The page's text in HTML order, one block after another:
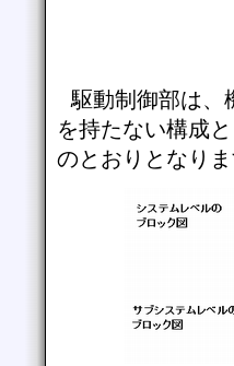
駆動制御部は、
を持たない構成
のとおりとなりま